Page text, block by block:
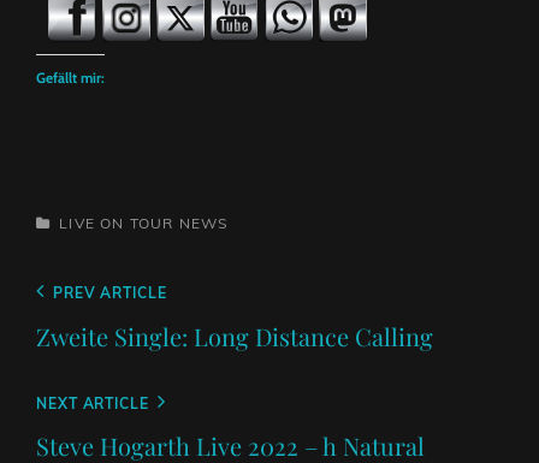
Gefällt mir:
CATEGORIES
LIVE ON TOUR NEWS
Beitragsnavigation
Previous
Post
PREV ARTICLE
Zweite Single: Long Distance Calling
Next
Post
NEXT ARTICLE
Steve Hogarth Live 2022 – h Natural